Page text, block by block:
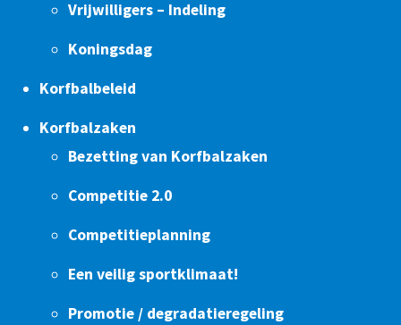
Vrijwilligers – Indeling
Koningsdag
Korfbalbeleid
Korfbalzaken
Bezetting van Korfbalzaken
Competitie 2.0
Competitieplanning
Een veilig sportklimaat!
Promotie / degradatieregeling